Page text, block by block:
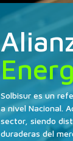
Solbisur es un
a nivel Nacional.
sector, siendo
duraderas del